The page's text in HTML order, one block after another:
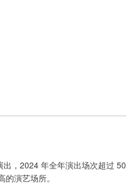
，2024 年全年演出场次超过 50
演艺场所。